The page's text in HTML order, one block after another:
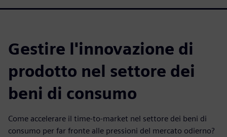
Gestire l'innovazione di
prodotto nel settore dei
beni di consumo
Come accelerare il time-to-market nel settore dei beni di
consumo per far fronte alle pressioni del mercato odierno?